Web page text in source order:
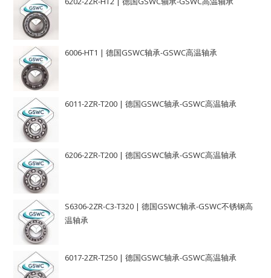
6006-HT1 | 德国GSWC轴承-GSWC高温轴承
6011-2ZR-T200 | 德国GSWC轴承-GSWC高温轴承
6206-2ZR-T200 | 德国GSWC轴承-GSWC高温轴承
S6306-2ZR-C3-T320 | 德国GSWC轴承-GSWC不锈钢高
温轴承
6017-2ZR-T250 | 德国GSWC轴承-GSWC高温轴承